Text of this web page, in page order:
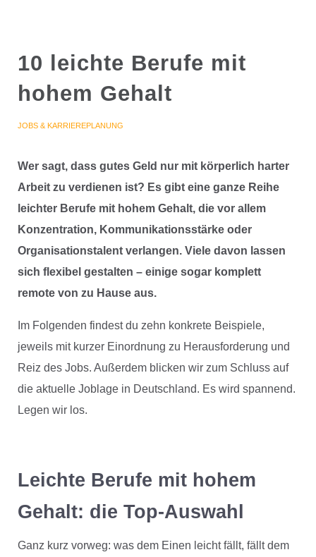
10 leichte Berufe mit
hohem Gehalt
JOBS & KARRIEREPLANUNG
Wer sagt, dass gutes Geld nur mit körperlich harter
Arbeit zu verdienen ist? Es gibt eine ganze Reihe
leichter Berufe mit hohem Gehalt, die vor allem
Konzentration, Kommunikationsstärke oder
Organisationstalent verlangen. Viele davon lassen
sich flexibel gestalten – einige sogar komplett
remote von zu Hause aus.
Im Folgenden findest du zehn konkrete Beispiele,
jeweils mit kurzer Einordnung zu Herausforderung und
Reiz des Jobs. Außerdem blicken wir zum Schluss auf
die aktuelle Joblage in Deutschland. Es wird spannend.
Legen wir los.
Leichte Berufe mit hohem
Gehalt: die Top-Auswahl
Ganz kurz vorweg: was dem Einen leicht fällt, fällt dem